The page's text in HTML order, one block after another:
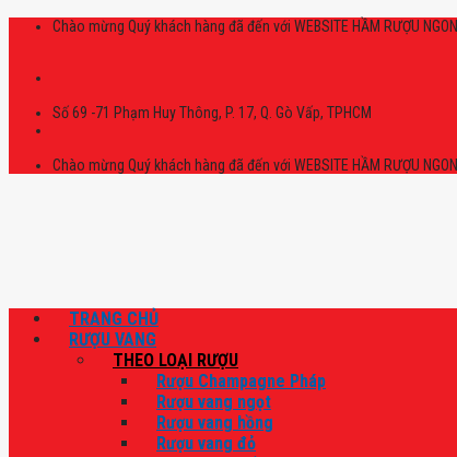
Skip
Chào mừng Quý khách hàng đã đến với WEBSITE HẦM RƯỢU NGON
Số 69 -71 Phạm Huy Thông, P. 17, Q. Gò Vấp, TPHCM
Chào mừng Quý khách hàng đã đến với WEBSITE HẦM RƯỢU NGON
TRANG CHỦ
RƯỢU VANG
THEO LOẠI RƯỢU
Rượu Champagne Pháp
Rượu vang ngọt
Rượu vang hồng
Rượu vang đỏ